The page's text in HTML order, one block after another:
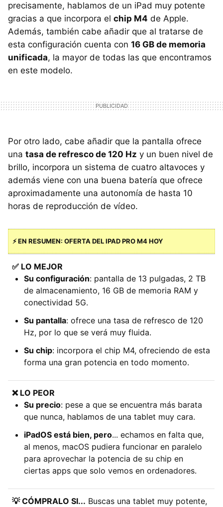
precisamente, hablamos de un iPad muy potente
gracias a que incorpora el chip M4 de Apple.
Además, también cabe añadir que al tratarse de
esta configuración cuenta con 16 GB de memoria
unificada, la mayor de todas las que encontramos
en este modelo.
Por otro lado, cabe añadir que la pantalla ofrece
una tasa de refresco de 120 Hz y un buen nivel de
brillo, incorpora un sistema de cuatro altavoces y
además viene con una buena batería que ofrece
aproximadamente una autonomía de hasta 10
horas de reproducción de vídeo.
⚡ EN RESUMEN: OFERTA DEL IPAD PRO M4 HOY
✅ LO MEJOR
Su configuración: pantalla de 13 pulgadas, 2 TB
de almacenamiento, 16 GB de memoria RAM y
conectividad 5G.
Su pantalla: ofrece una tasa de refresco de 120
Hz, por lo que se verá muy fluida.
Su chip: incorpora el chip M4, ofreciendo de esta
forma una gran potencia en todo momento.
❌ LO PEOR
Su precio: pese a que se encuentra más barata
que nunca, hablamos de una tablet muy cara.
iPadOS está bien, pero... echamos en falta que,
al menos, macOS pudiera funcionar en paralelo
para aprovechar la potencia de su chip en
ciertas apps que solo vemos en ordenadores.
💡 CÓMPRALO SI... Buscas una tablet muy potente,